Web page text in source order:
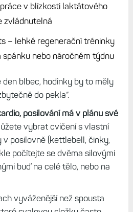
v blízkosti laktátového
zvládnutelná
– lehké regenerační tréninky
spánku nebo náročném týdnu
blbec, hodinky by to měly
do pekla“.
posilování má v plánu své
vybrat cvičení s vlastní
posilovně (kettlebell, činky,
počítejte se dvěma silovými
buď na celé tělo, nebo na
vyváženější než spousta